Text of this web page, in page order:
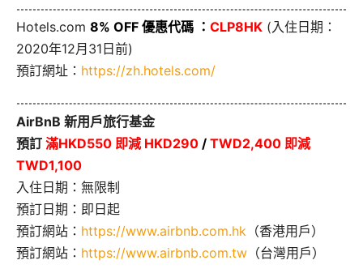
Hotels.com 8% OFF 優惠代碼 ： CLP8HK (入住日期：
2020年12月31日前)
預訂網址： https://zh.hotels.com/
AirBnB 新用戶旅行基金
預訂 滿HKD550 即減 HKD290 / TWD2,400 即減
TWD1,100
入住日期：無限制
預訂日期：即日起
預訂網站： https://www.airbnb.com.hk （香港用戶）
預訂網站： https://www.airbnb.com.tw （台灣用戶）